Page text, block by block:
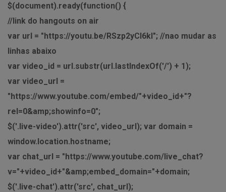
$(document).ready(function() {
//link do hangouts on air
var url = "https://youtu.be/RSzp2yCI6kI"; //nao mudar as
linhas abaixo
var video_id = url.substr(url.lastIndexOf('/') + 1);
var video_url =
"https://www.youtube.com/embed/"+video_id+"?
rel=0&amp;showinfo=0";
$('.live-video').attr('src', video_url); var domain =
window.location.hostname;
var chat_url = "https://www.youtube.com/live_chat?
v="+video_id+"&amp;embed_domain="+domain;
$('.live-chat').attr('src', chat_url);